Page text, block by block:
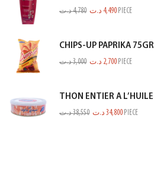
4,780د.ت 4,490 د.ت PIECE
CHIPS-UP PAPRIKA 75GR
3,000د.ت 2,700 د.ت PIECE
38,550د.ت 34,800 د.ت PIECE